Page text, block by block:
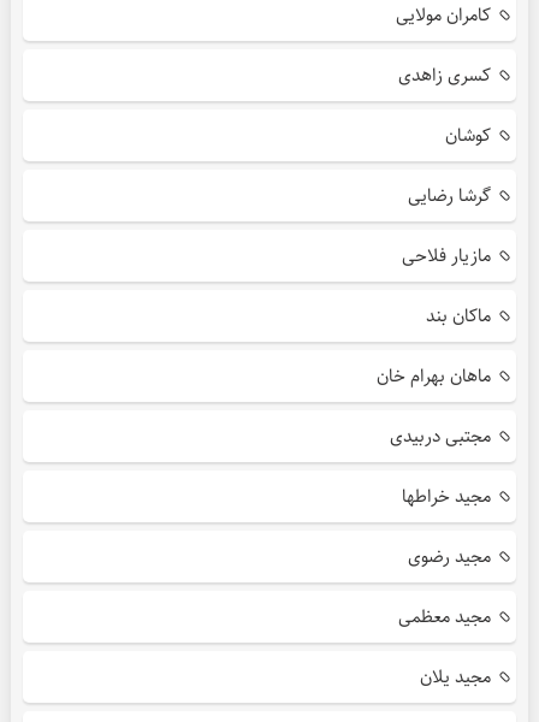
کامران مولایی
کسری زاهدی
کوشان
گرشا رضایی
مازیار فلاحی
ماکان بند
ماهان بهرام خان
مجتبی دربیدی
مجید خراطها
مجید رضوی
مجید معظمی
مجید یلان